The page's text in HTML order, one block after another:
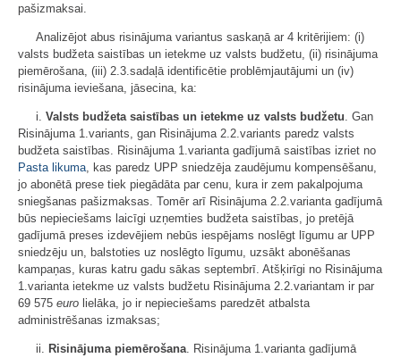
pašizmaksai.
Analizējot abus risinājuma variantus saskaņā ar 4 kritērijiem: (i)
valsts budžeta saistības un ietekme uz valsts budžetu, (ii) risinājuma
piemērošana, (iii) 2.3.sadaļā identificētie problēmjautājumi un (iv)
risinājuma ieviešana, jāsecina, ka:
i. Valsts budžeta saistības un ietekme uz valsts budžetu . Gan
Risinājuma 1.variants, gan Risinājuma 2.2.variants paredz valsts
budžeta saistības. Risinājuma 1.varianta gadījumā saistības izriet no
Pasta likuma , kas paredz UPP sniedzēja zaudējumu kompensēšanu,
jo abonētā prese tiek piegādāta par cenu, kura ir zem pakalpojuma
sniegšanas pašizmaksas. Tomēr arī Risinājuma 2.2.varianta gadījumā
būs nepieciešams laicīgi uzņemties budžeta saistības, jo pretējā
gadījumā preses izdevējiem nebūs iespējams noslēgt līgumu ar UPP
sniedzēju un, balstoties uz noslēgto līgumu, uzsākt abonēšanas
kampaņas, kuras katru gadu sākas septembrī. Atšķirīgi no Risinājuma
1.varianta ietekme uz valsts budžetu Risinājuma 2.2.variantam ir par
69 575 euro lielāka, jo ir nepieciešams paredzēt atbalsta
administrēšanas izmaksas;
ii. Risinājuma piemērošana . Risinājuma 1.varianta gadījumā